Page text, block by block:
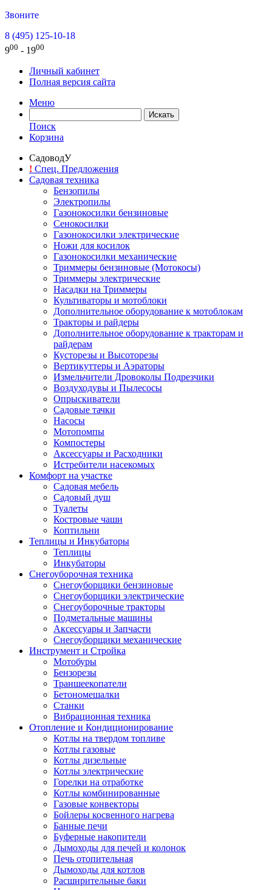
Звоните
8 (495) 125-10-18
900 - 1900
Личный кабинет
Полная версия сайта
Меню
Поиск
Корзина
СадоводУ
! Спец. Предложения
Садовая техника
Бензопилы
Электропилы
Газонокосилки бензиновые
Сенокосилки
Газонокосилки электрические
Ножи для косилок
Газонокосилки механические
Триммеры бензиновые (Мотокосы)
Триммеры электрические
Насадки на Триммеры
Культиваторы и мотоблоки
Дополнительное оборудование к мотоблокам
Тракторы и райдеры
Дополнительное оборудование к тракторам и
райдерам
Кусторезы и Высоторезы
Вертикуттеры и Аэраторы
Измельчители Дровоколы Подрезчики
Воздуходувы и Пылесосы
Опрыскиватели
Садовые тачки
Насосы
Мотопомпы
Компостеры
Аксессуары и Расходники
Истребители насекомых
Комфорт на участке
Садовая мебель
Садовый душ
Туалеты
Костровые чаши
Коптильни
Теплицы и Инкубаторы
Теплицы
Инкубаторы
Снегоуборочная техника
Снегоуборщики бензиновые
Снегоуборщики электрические
Снегоуборочные тракторы
Подметальные машины
Аксессуары и Запчасти
Снегоуборщики механические
Инструмент и Стройка
Мотобуры
Бензорезы
Траншеекопатели
Бетономешалки
Станки
Вибрационная техника
Отопление и Кондиционирование
Котлы на твердом топливе
Котлы газовые
Котлы дизельные
Котлы электрические
Горелки на отработке
Котлы комбинированные
Газовые конвекторы
Бойлеры косвенного нагрева
Банные печи
Буферные накопители
Дымоходы для печей и колонок
Печь отопительная
Дымоходы для котлов
Расширительные баки